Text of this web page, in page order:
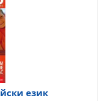
език